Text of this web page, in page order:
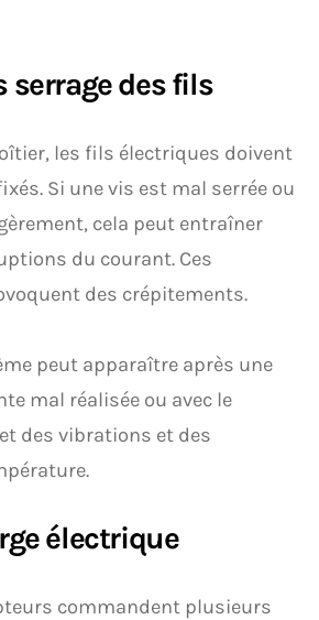
serrage des fils
les fils électriques doivent
Si une vis est mal serrée ou
cela peut entraîner
du courant. Ces
des crépitements.
peut apparaître après une
mal réalisée ou avec le
des vibrations et des
électrique
commandent plusieurs